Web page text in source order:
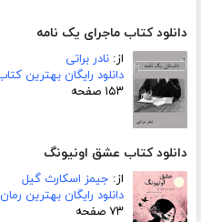
دانلود کتاب ماجرای یک نامه
از: نادر براتی
دانلود رایگان بهترین
۱۵۳ صفحه
دانلود کتاب عشق اونیونگ
از: جیمز اسکارث گیل
دانلود رایگان بهترین
۷۳ صفحه